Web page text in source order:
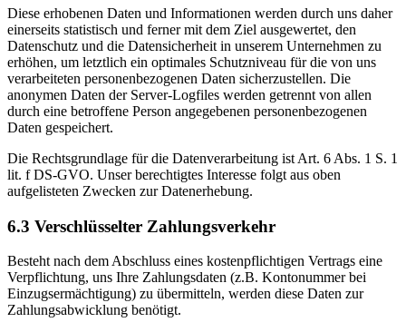
Diese erhobenen Daten und Informationen werden durch uns daher
einerseits statistisch und ferner mit dem Ziel ausgewertet, den
Datenschutz und die Datensicherheit in unserem Unternehmen zu
erhöhen, um letztlich ein optimales Schutzniveau für die von uns
verarbeiteten personenbezogenen Daten sicherzustellen. Die
anonymen Daten der Server-Logfiles werden getrennt von allen
durch eine betroffene Person angegebenen personenbezogenen
Daten gespeichert.
Die Rechtsgrundlage für die Datenverarbeitung ist Art. 6 Abs. 1 S. 1
lit. f DS-GVO. Unser berechtigtes Interesse folgt aus oben
aufgelisteten Zwecken zur Datenerhebung.
6.3 Verschlüsselter Zahlungsverkehr
Besteht nach dem Abschluss eines kostenpflichtigen Vertrags eine
Verpflichtung, uns Ihre Zahlungsdaten (z.B. Kontonummer bei
Einzugsermächtigung) zu übermitteln, werden diese Daten zur
Zahlungsabwicklung benötigt.